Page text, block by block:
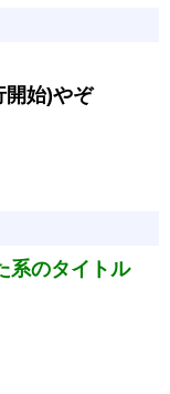
開始)やぞ
系のタイトル